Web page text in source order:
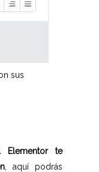
sus
Elementor te
, aquí podrás